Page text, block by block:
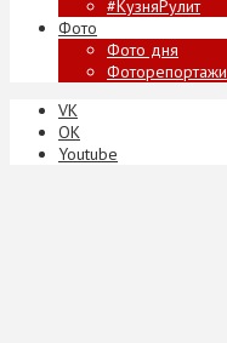
#КузняРулит
Фото
Фото дня
Фоторепортажи
VK
ОК
Youtube